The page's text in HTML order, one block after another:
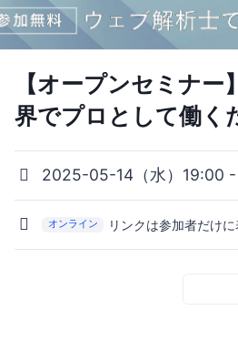
【オープンセミナ
界でプロとして働く
2025-05-14（水）19:00
オンライン リンクは参加者だけに